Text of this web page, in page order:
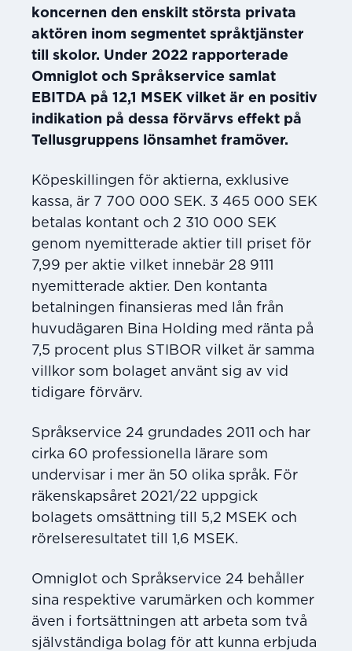
koncernen den enskilt största privata
aktören inom segmentet språktjänster
till skolor. Under 2022 rapporterade
Omniglot och Språkservice samlat
EBITDA på 12,1 MSEK vilket är en positiv
indikation på dessa förvärvs effekt på
Tellusgruppens lönsamhet framöver.
Köpeskillingen för aktierna, exklusive
kassa, är 7 700 000 SEK. 3 465 000 SEK
betalas kontant och 2 310 000 SEK
genom nyemitterade aktier till priset för
7,99 per aktie vilket innebär 28 9111
nyemitterade aktier. Den kontanta
betalningen finansieras med lån från
huvudägaren Bina Holding med ränta på
7,5 procent plus STIBOR vilket är samma
villkor som bolaget använt sig av vid
tidigare förvärv.
Språkservice 24 grundades 2011 och har
cirka 60 professionella lärare som
undervisar i mer än 50 olika språk. För
räkenskapsåret 2021/22 uppgick
bolagets omsättning till 5,2 MSEK och
rörelseresultatet till 1,6 MSEK.
Omniglot och Språkservice 24 behåller
sina respektive varumärken och kommer
även i fortsättningen att arbeta som två
självständiga bolag för att kunna erbjuda